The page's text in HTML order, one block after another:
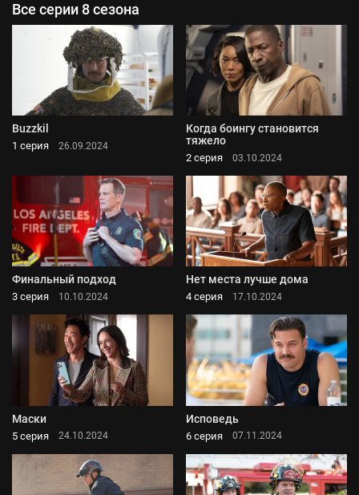
Все серии 8 сезона
Buzzkil
1 серия 26.09.2024
Когда боингу становится
тяжело
2 серия 03.10.2024
Финальный подход
3 серия 10.10.2024
Нет места лучше дома
4 серия 17.10.2024
Маски
5 серия 24.10.2024
Исповедь
6 серия 07.11.2024